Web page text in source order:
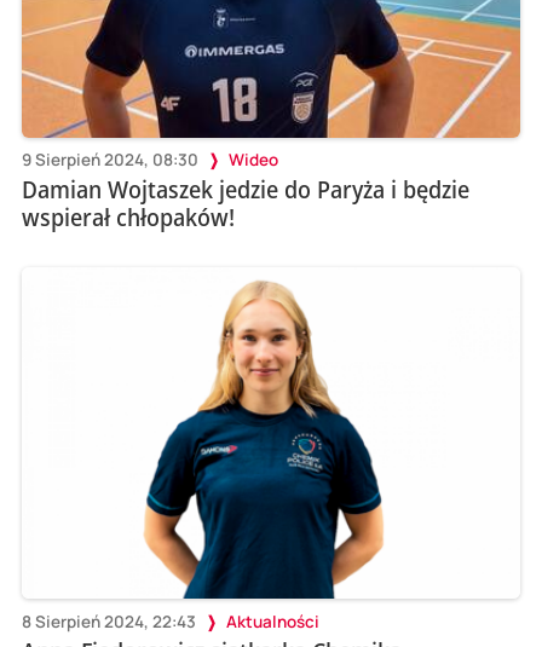
9 Sierpień 2024, 08:30 Wideo
Damian Wojtaszek jedzie do Paryża i będzie
wspierał chłopaków!
8 Sierpień 2024, 22:43 Aktualności